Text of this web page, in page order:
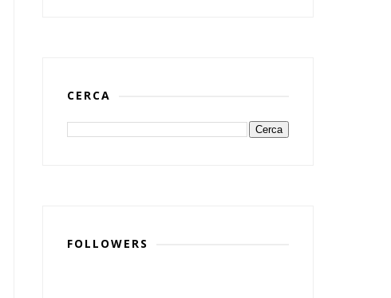
CERCA
FOLLOWERS